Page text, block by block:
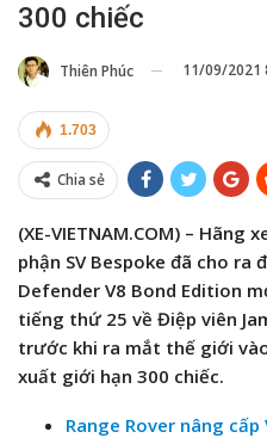
300 chiếc
Thiên Phúc 11/09/2021
1.703
Chia sẻ
(XE-VIETNAM.COM) – Hãng
phận SV Bespoke đã cho ra
Defender V8 Bond Edition
tiếng thứ 25 về Điệp viên
trước khi ra mắt thế giới
xuất giới hạn 300 chiếc.
Range Rover nâng